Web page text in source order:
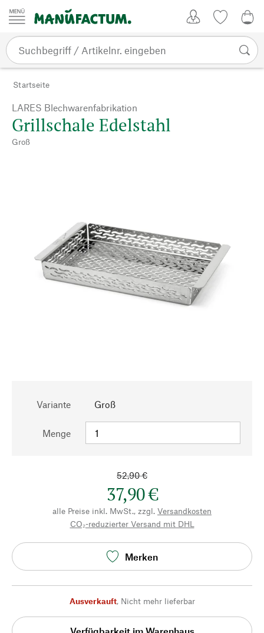
Zum Inhalt springen
Startseite
LARES Blechwarenfabrikation
Grillschale Edelstahl
Groß
Variante Groß
Menge
52,90 €
37,90 €
alle Preise inkl. MwSt., zzgl. Versandkosten
CO₂-reduzierter Versand mit DHL
Merken
Ausverkauft, Nicht mehr lieferbar
Verfügbarkeit im Warenhaus